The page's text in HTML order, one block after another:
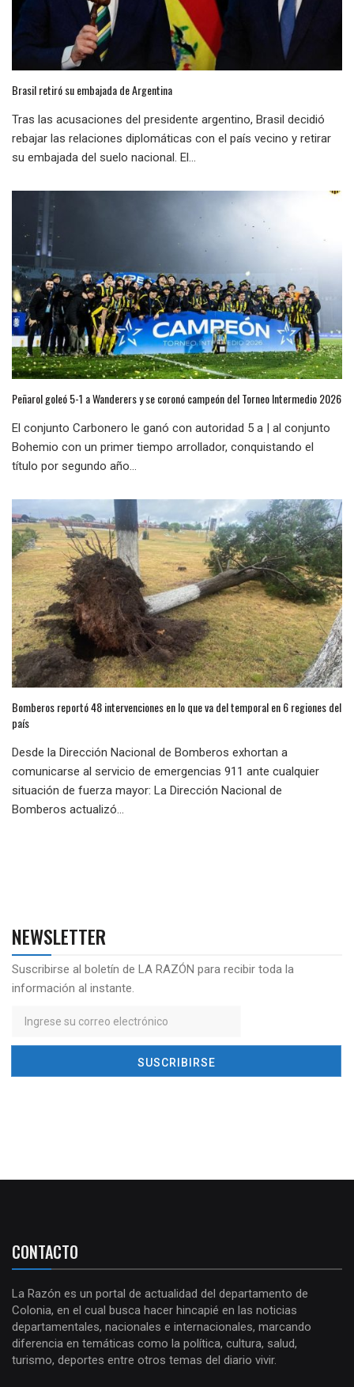
Brasil retiró su embajada de Argentina
Tras las acusaciones del presidente argentino, Brasil decidió
rebajar las relaciones diplomáticas con el país vecino y retirar
su embajada del suelo nacional. El...
Peñarol goleó 5-1 a Wanderers y se coronó campeón del Torneo Intermedio 2026
El conjunto Carbonero le ganó con autoridad 5 a | al conjunto
Bohemio con un primer tiempo arrollador, conquistando el
título por segundo año...
Bomberos reportó 48 intervenciones en lo que va del temporal en 6 regiones del
país
Desde la Dirección Nacional de Bomberos exhortan a
comunicarse al servicio de emergencias 911 ante cualquier
situación de fuerza mayor: La Dirección Nacional de
Bomberos actualizó...
NEWSLETTER
Suscribirse al boletín de LA RAZÓN para recibir toda la
información al instante.
CONTACTO
La Razón es un portal de actualidad del departamento de
Colonia, en el cual busca hacer hincapié en las noticias
departamentales, nacionales e internacionales, marcando
diferencia en temáticas como la política, cultura, salud,
turismo, deportes entre otros temas del diario vivir.